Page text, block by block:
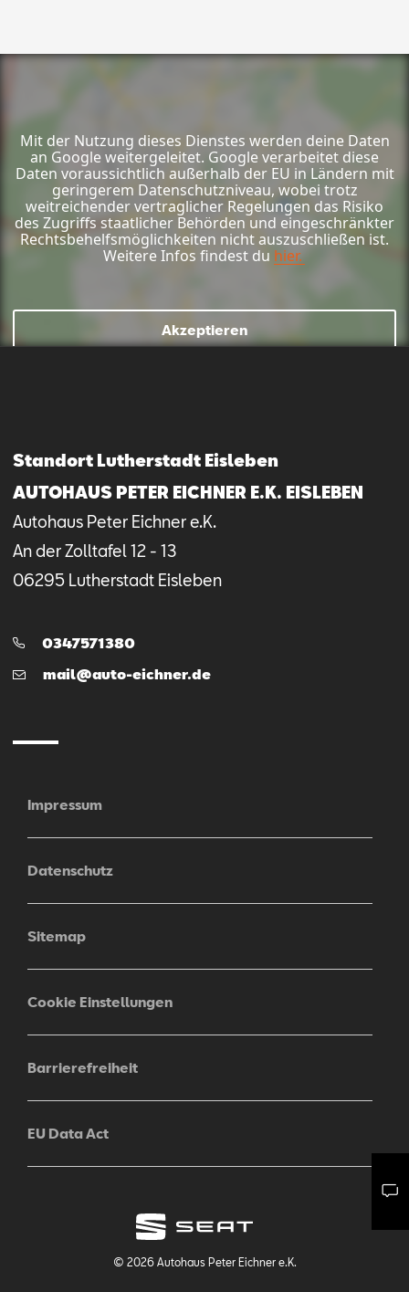
Kontaktformular
Mit der Nutzung dieses Dienstes werden deine Daten
an Google weitergeleitet. Google verarbeitet diese
Daten voraussichtlich außerhalb der EU in Ländern mit
geringerem Datenschutzniveau, wobei trotz
weitreichender vertraglicher Regelungen das Risiko
des Zugriffs staatlicher Behörden und eingeschränkter
Rechtsbehelfsmöglichkeiten nicht auszuschließen ist.
Weitere Infos findest du hier.
Akzeptieren
Standort Lutherstadt Eisleben
AUTOHAUS PETER EICHNER E.K. EISLEBEN
Autohaus Peter Eichner e.K.
An der Zolltafel12 - 13
06295 Lutherstadt Eisleben
Telefon:
0347571380
E-
mail@auto-eichner.de
© 2026 Autohaus Peter Eichner e.K.
Impressum
Datenschutz
Sitemap
Cookie Einstellungen
Barrierefreiheit
EU Data Act